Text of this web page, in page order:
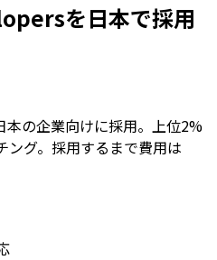
を日本で採用
の企業向けに採用。上位2%
ング。採用するまで費用は